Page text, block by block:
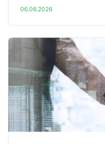
06.06.2026